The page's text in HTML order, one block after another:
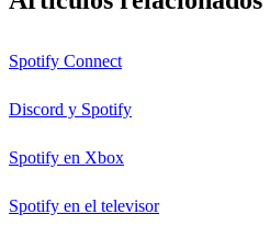
Spotify Connect
Discord y Spotify
Spotify en Xbox
Spotify en el televisor